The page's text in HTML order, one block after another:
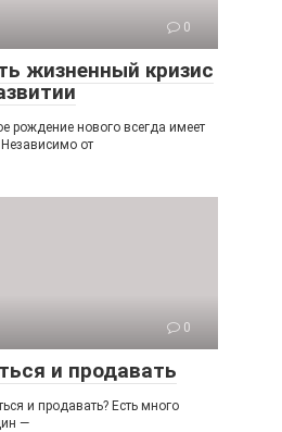
0
жизненный кризис
рождение нового всегда имеет
Независимо от
0
и продавать
и продавать? Есть много
—